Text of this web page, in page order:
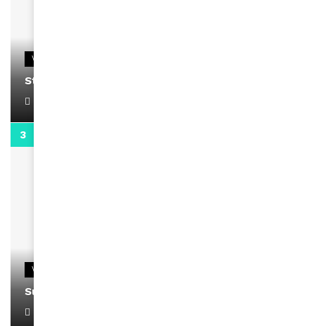
VIDEOS
Stacy passe un message
VIDEOS
Support Black Business Wee-kend